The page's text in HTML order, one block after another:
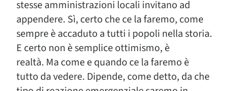
stesse amministrazioni locali invitano ad
appendere. Sì, certo che ce la faremo, come
sempre è accaduto a tutti i popoli nella storia.
E certo non è semplice ottimismo, è
realtà. Ma come e quando ce la faremo è
tutto da vedere. Dipende, come detto, da che